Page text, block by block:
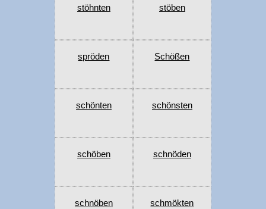
stöhnten stöben
spröden Schößen
schönten schönsten
schöben schnöden
schnöben schmökten